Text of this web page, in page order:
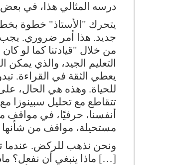
درسه المثالي هذا، في بعض
يتحرك "الأستاذ" خطوة
جديد. هذا أمر ضروري. يجب
من خلال "قيادتنا كما لو
التعليم الجيد، والذي
يعطي الثقة في القراءة.
للحياة. وهذه هي الحال،
تتقاطع مع تحليل
أنفسنا، حرفيًا، في مواقف
مستحيلة، مواقف من
ونحن نذهب للركض. عندما
[…] ماذا ينبغي أن نفعل؟